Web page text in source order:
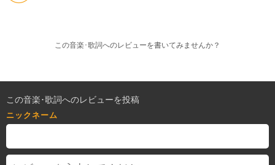
この音楽･歌詞へのレビューを書いてみませんか？
この音楽･歌詞へのレビューを投稿
ニックネーム